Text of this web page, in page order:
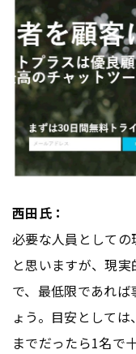
西田氏：
必要な人員として
と思いますが、現
で、最低限であれ
ょう。目安として
までだったら1名で